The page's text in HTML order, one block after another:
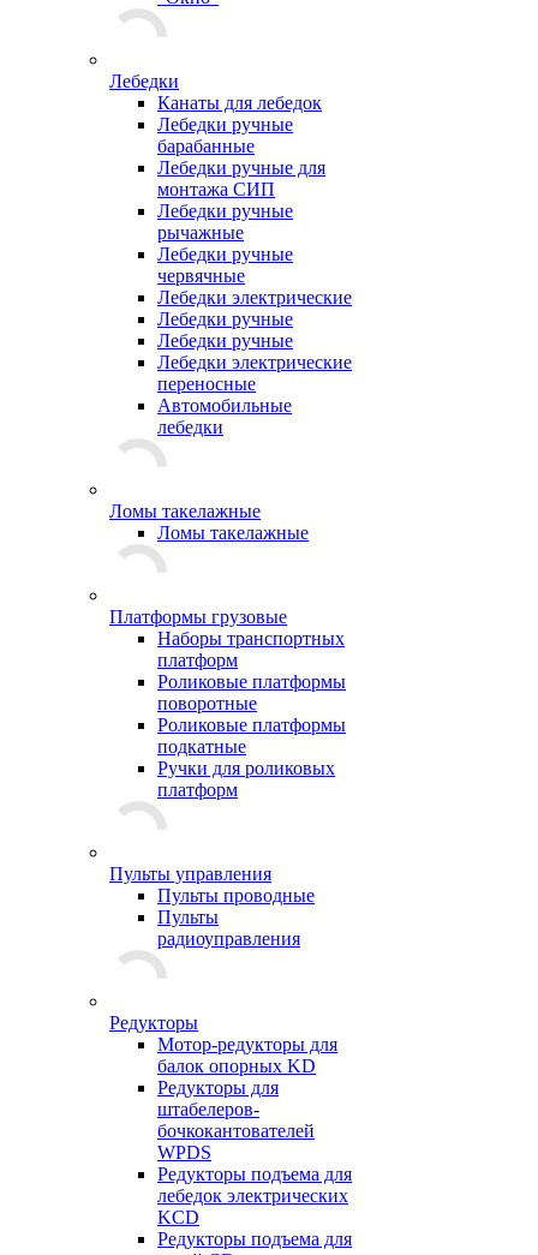
Лебедки
Канаты для лебедок
Лебедки ручные
барабанные
Лебедки ручные для
монтажа СИП
Лебедки ручные
рычажные
Лебедки ручные
червячные
Лебедки электрические
Лебедки ручные
Лебедки ручные
Лебедки электрические
переносные
Автомобильные
лебедки
Ломы такелажные
Ломы такелажные
Платформы грузовые
Наборы транспортных
платформ
Роликовые платформы
поворотные
Роликовые платформы
подкатные
Ручки для роликовых
платформ
Пульты управления
Пульты проводные
Пульты
радиоуправления
Редукторы
Мотор-редукторы для
балок опорных KD
Редукторы для
штабелеров-
бочкокантователей
WPDS
Редукторы подъема для
лебедок электрических
KCD
Редукторы подъема для